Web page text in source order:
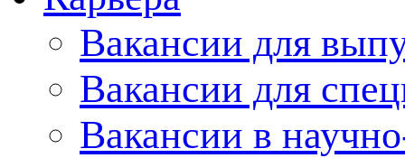
Вакансии для
Вакансии для
Вакансии в